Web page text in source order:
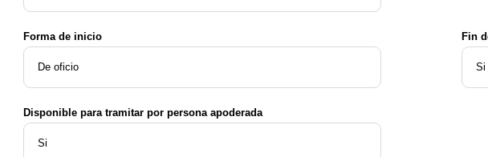
Forma de inicio
De oficio
Fin
Si
Disponible para tramitar por persona apoderada
Si